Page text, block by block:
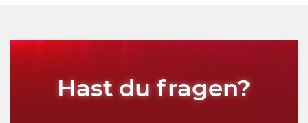
Hast du fragen?